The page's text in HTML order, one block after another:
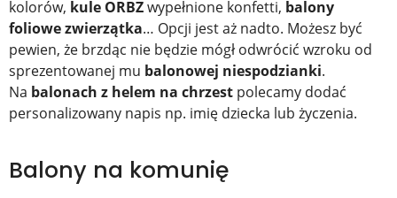
kolorów, kule ORBZwypełnione konfetti, balony
foliowezwierzątka… Opcji jest aż nadto. Możesz być
pewien, że brzdąc nie będzie mógł odwrócić wzroku od
sprezentowanej mu balonowej niespodzianki.
Na balonach z helem na chrzest polecamy dodać
personalizowany napis np. imię dziecka lub życzenia.
Balony na komunię